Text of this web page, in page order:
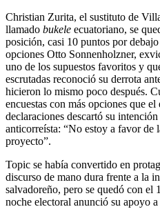
Christian Zurita, el sustituto de
llamado bukele ecuatoriano, se
posición, casi 10 puntos por
opciones Otto Sonnenholzner,
uno de los supuestos favoritos y
escrutadas reconoció su derrota
hicieron lo mismo poco después.
encuestas con más opciones que
declaraciones descartó su
anticorreísta: “No estoy a favor de
proyecto”.
Topic se había convertido en
discurso de mano dura frente a la
salvadoreño, pero se quedó con el
noche electoral anunció su apoyo